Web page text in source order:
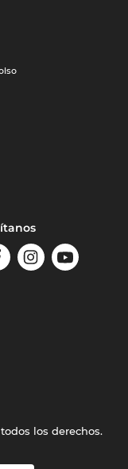
los derechos.